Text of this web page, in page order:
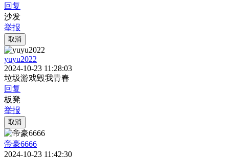
回复
沙发
举报
取消
yuyu2022
2024-10-23 11:28:03
垃圾游戏毁我青春
回复
板凳
举报
取消
帝豪6666
2024-10-23 11:42:30